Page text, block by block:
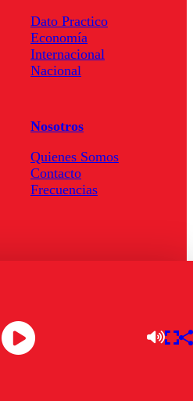
Dato Practico
Economía
Internacional
Nacional
Nosotros
Quienes Somos
Contacto
Frecuencias